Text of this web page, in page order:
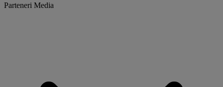
Parteneri Media